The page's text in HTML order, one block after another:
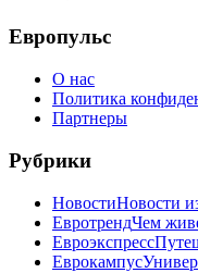
Европульс
О нас
Политика
Партнеры
Рубрики
НовостиНовости
ЕвротрендЧем
Евроэкспресс
Еврокампус